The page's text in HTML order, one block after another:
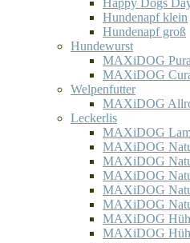
Happy Dogs
Hundenapf klein
Hundenapf groß
Hundewurst
MAXiDOG
MAXiDOG
Welpenfutter
MAXiDOG
Leckerlis
MAXiDOG
MAXiDOG
MAXiDOG
MAXiDOG
MAXiDOG
MAXiDOG
MAXiDOG
MAXiDOG